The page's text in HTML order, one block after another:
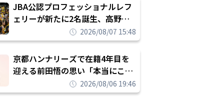
JBA公認プロフェッショナルレフ
ェリーが新たに2名誕生、高野晃
平は16年間続けた会社員生活に別
れを告げてプロ転向を決断
2026/08/07 15:48
京都ハンナリーズで在籍4年目を
迎える前田悟の思い「本当にこの
チームで勝ちたい、負けたまま舐
められたまま終わりたくない」
2026/08/06 19:46